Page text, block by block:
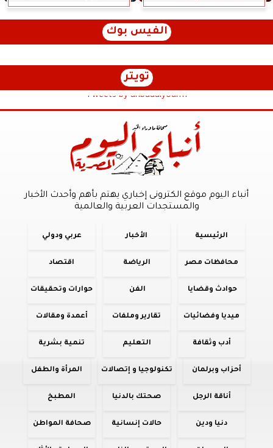
الفيس بوك
تويتر
Tweets by anbaaalyoum1
أنباء اليوم موقع الكترونى إخباري يهتم بأهم وأحدث الأخبار
والمستجدات العربية والعالمية
الرئيسية الأخبار عربي ودولي
محافظات مصر الرياضة اقتصاد
حوادث وقضايا الفن حوارات وتحقيقات
ميديا وفضائيات تقارير وملفات أعمدة ومقالات
أدب وثقافة التعليم تنمية بشرية
أحزاب وبرلمان تكنولوجيا و إتصالات المرأة والطفل
أناقة الرجل صحتك بالدنيا المطبخ
دنيا ودين حالات إنسانية صحافة المواطن